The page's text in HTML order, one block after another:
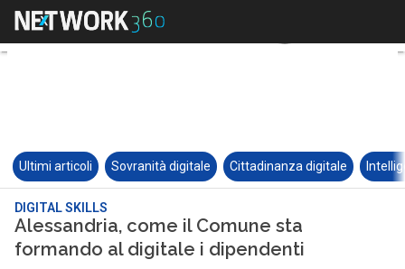
Ultimi articoli Sovranità digitale Cittadinanza digitale
DIGITAL SKILLS
Alessandria, come il Comune sta
formando al digitale i dipendenti